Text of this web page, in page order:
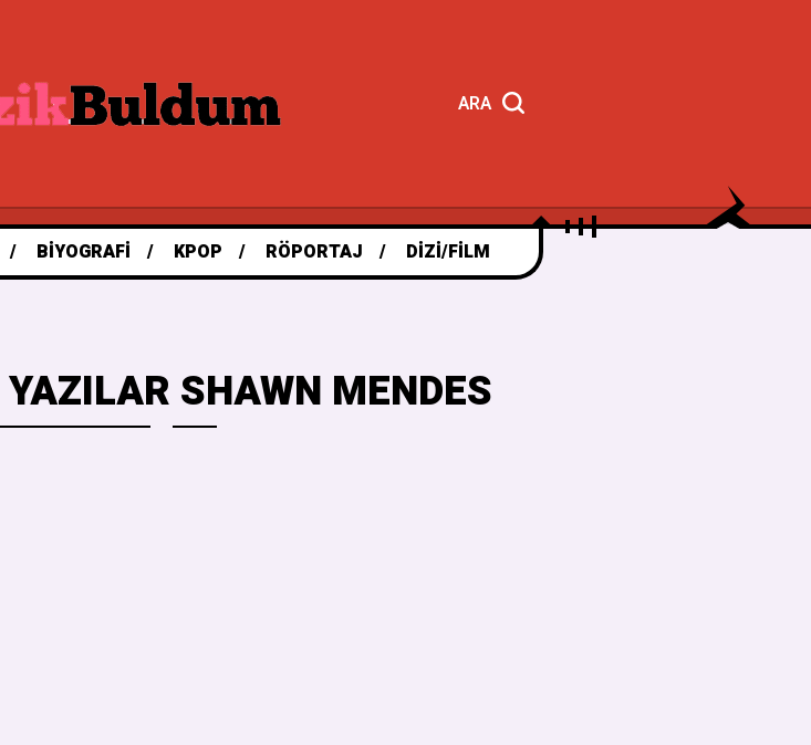
ARA
BIYOGRAFI KPOP RÖPORTAJ DIZI/FILM
SHAWN MENDES